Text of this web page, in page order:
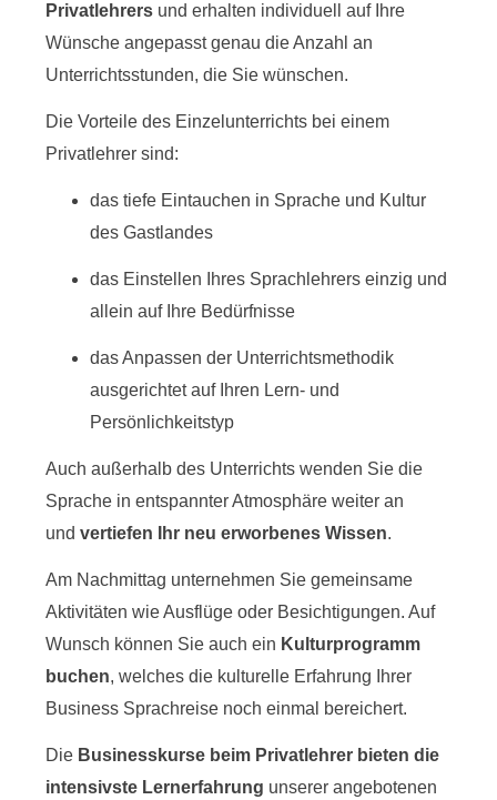
Privatlehrers und erhalten individuell auf Ihre
Wünsche angepasst genau die Anzahl an
Unterrichtsstunden, die Sie wünschen.
Die Vorteile des Einzelunterrichts bei einem
Privatlehrer sind:
das tiefe Eintauchen in Sprache und Kultur
des Gastlandes
das Einstellen Ihres Sprachlehrers einzig und
allein auf Ihre Bedürfnisse
das Anpassen der Unterrichtsmethodik
ausgerichtet auf Ihren Lern- und
Persönlichkeitstyp
Auch außerhalb des Unterrichts wenden Sie die
Sprache in entspannter Atmosphäre weiter an
und vertiefen Ihr neu erworbenes Wissen.
Am Nachmittag unternehmen Sie gemeinsame
Aktivitäten wie Ausflüge oder Besichtigungen. Auf
Wunsch können Sie auch ein Kulturprogramm
buchen, welches die kulturelle Erfahrung Ihrer
Business Sprachreise noch einmal bereichert.
Die Businesskurse beim Privatlehrer bieten die
intensivste Lernerfahrung unserer angebotenen